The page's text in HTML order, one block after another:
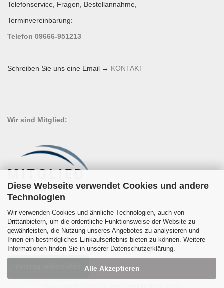
Diese Webseite verwendet Cookies und andere
Technologien
Wir verwenden Cookies und ähnliche Technologien, auch von
Drittanbietern, um die ordentliche Funktionsweise der Website zu
gewährleisten, die Nutzung unseres Angebotes zu analysieren und
Ihnen ein bestmögliches Einkaufserlebnis bieten zu können. Weitere
Informationen finden Sie in unserer Datenschutzerklärung.
Alle Akzeptieren
Telefonservice, Fragen, Bestellannahme,
Terminvereinbarung:
Telefon 09666-951213
Schreiben Sie uns eine Email → KONTAKT
Wir sind Mitglied: